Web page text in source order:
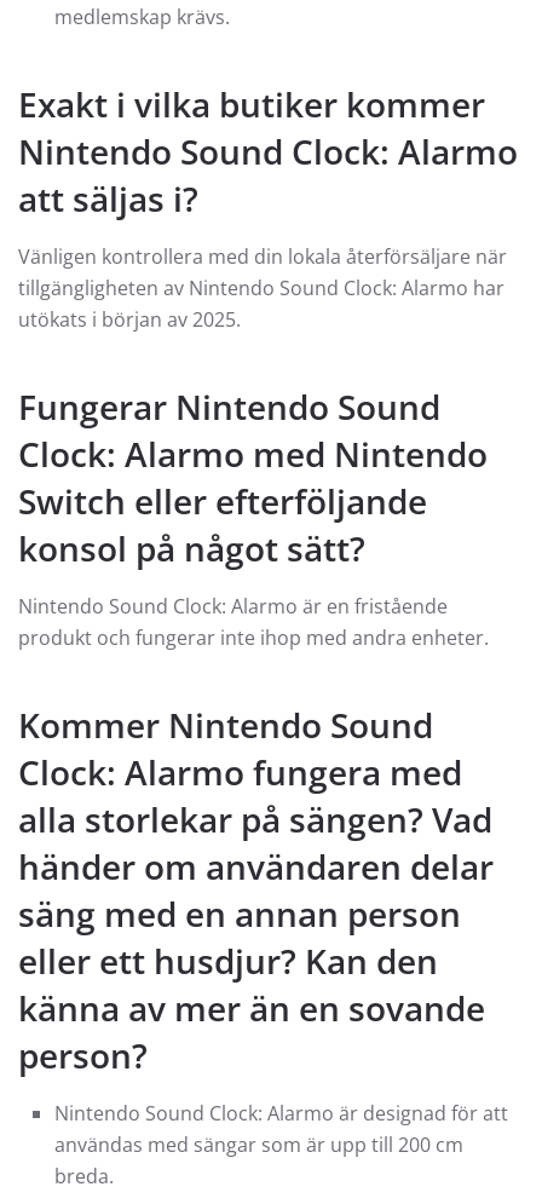
medlemskap krävs.
Exakt i vilka butiker kommer
Nintendo Sound Clock: Alarmo
att säljas i?
Vänligen kontrollera med din lokala återförsäljare när
tillgängligheten av Nintendo Sound Clock: Alarmo har
utökats i början av 2025.
Fungerar Nintendo Sound
Clock: Alarmo med Nintendo
Switch eller efterföljande
konsol på något sätt?
Nintendo Sound Clock: Alarmo är en fristående
produkt och fungerar inte ihop med andra enheter.
Kommer Nintendo Sound
Clock: Alarmo fungera med
alla storlekar på sängen? Vad
händer om användaren delar
säng med en annan person
eller ett husdjur? Kan den
känna av mer än en sovande
person?
Nintendo Sound Clock: Alarmo är designad för att
användas med sängar som är upp till 200 cm
breda.